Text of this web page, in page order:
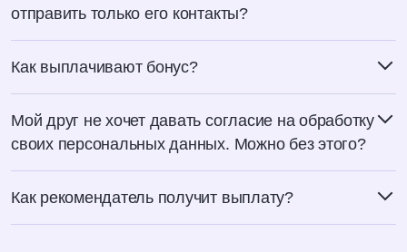
отправить только его контакты?
Как выплачивают бонус?
Мой друг не хочет давать согласие на обработку
своих персональных данных. Можно без этого?
Как рекомендатель получит выплату?